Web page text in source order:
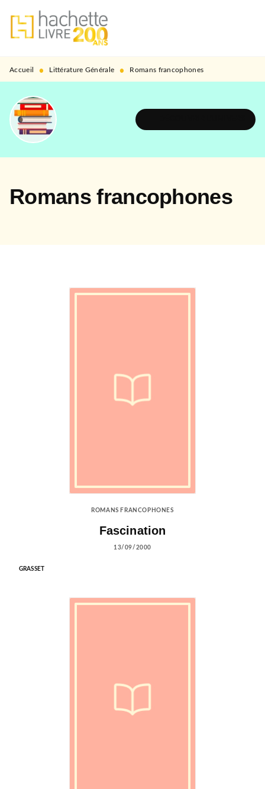
MENU RECHERCHE
PIED DE PAGE
Accueil • Littérature Générale • Romans francophones
Romans francophones
ROMANS FRANCOPHONES
Fascination
13/09/2000
GRASSET